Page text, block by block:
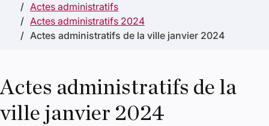
Actes administratifs
Actes administratifs 2024
Actes administratifs de la ville janvier 2024
Actes administratifs de la
ville janvier 2024